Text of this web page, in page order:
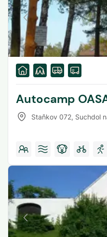
Autocamp
Staňkov 072, Suchdol